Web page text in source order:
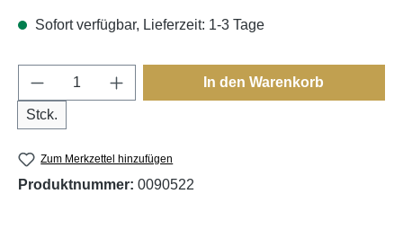
Sofort verfügbar, Lieferzeit: 1-3 Tage
Produkt Anzahl: Gib den gewünschten
Stck.
In den Warenkorb
Zum Merkzettel hinzufügen
Produktnummer: 0090522